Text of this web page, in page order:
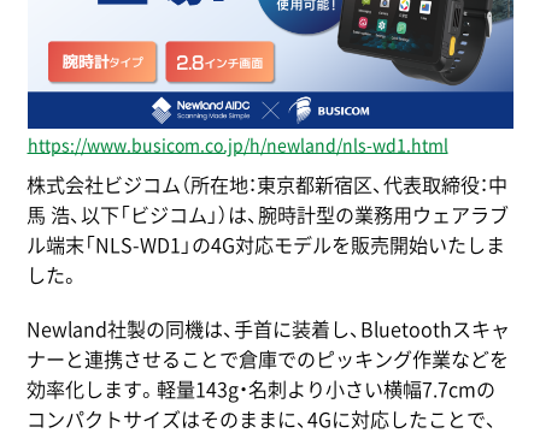
https://www.busicom.co.jp/h/newland/nls-wd1.html
株式会社ビジコム（所在地：東京都新宿区、代表取締役：中
馬 浩、以下「ビジコム」）は、腕時計型の業務用ウェアラブ
ル端末「NLS-WD1」の4G対応モデルを販売開始いたしま
した。
Newland社製の同機は、手首に装着し、Bluetoothスキャ
ナーと連携させることで倉庫でのピッキング作業などを
効率化します。軽量143g・名刺より小さい横幅7.7cmの
コンパクトサイズはそのままに、4Gに対応したことで、